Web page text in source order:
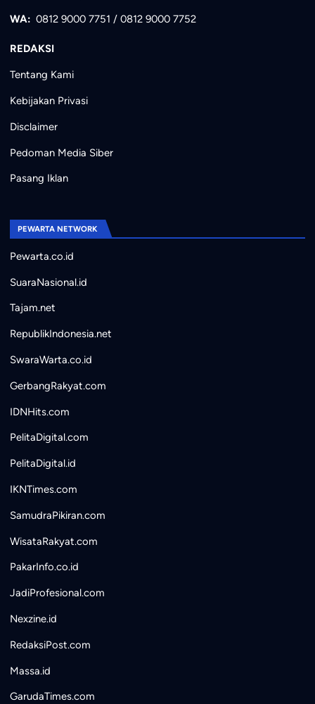
WA: 0812 9000 7751 / 0812 9000 7752
REDAKSI
Tentang Kami
Kebijakan Privasi
Disclaimer
Pedoman Media Siber
Pasang Iklan
PEWARTA NETWORK
Pewarta.co.id
SuaraNasional.id
Tajam.net
RepublikIndonesia.net
SwaraWarta.co.id
GerbangRakyat.com
IDNHits.com
PelitaDigital.com
PelitaDigital.id
IKNTimes.com
SamudraPikiran.com
WisataRakyat.com
PakarInfo.co.id
JadiProfesional.com
Nexzine.id
RedaksiPost.com
Massa.id
GarudaTimes.com